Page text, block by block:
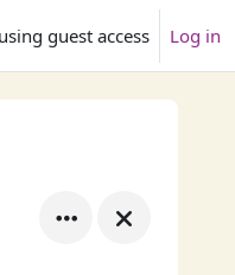
guest access Log in